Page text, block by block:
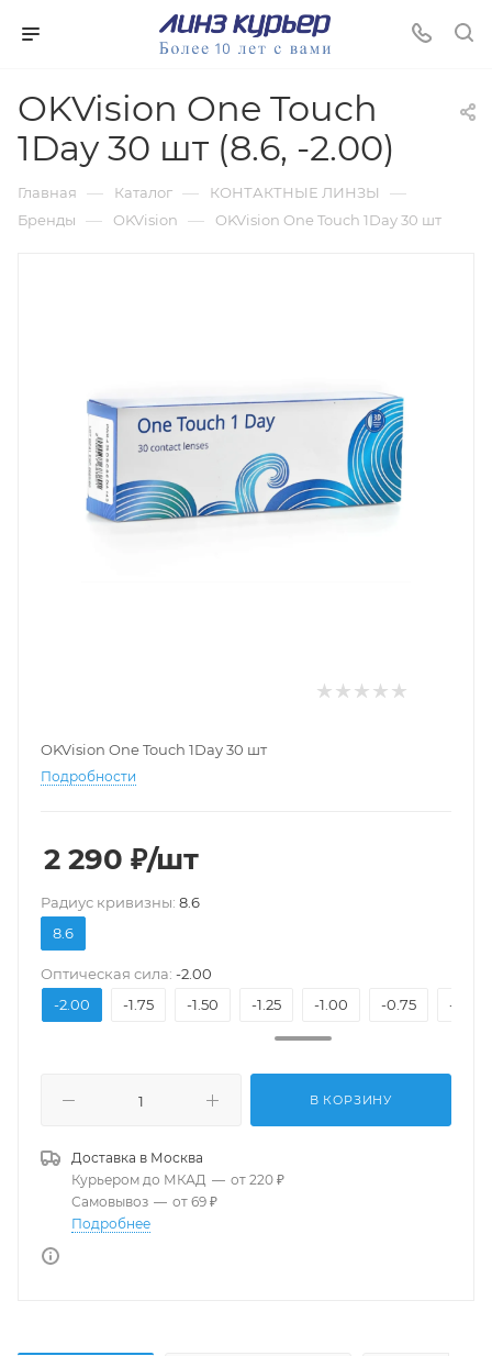
OKVision One Touch
1Day 30 шт (8.6, -2.00)
Главная — Каталог — КОНТАКТНЫЕ ЛИНЗЫ —
Бренды — OKVision — OKVision One Touch 1Day 30 шт
OKVision One Touch 1Day 30 шт
Подробности
2 290 ₽/шт
Pадиус кривизны: 8.6
8.6
Оптическая сила: -2.00
-2.00 -1.75 -1.50 -1.25 -1.00 -0.75 -0.50
В КОРЗИНУ
Доставка в Москва
Курьером до МКАД — от 220 ₽
Самовывоз — от 69 ₽
Подробнее